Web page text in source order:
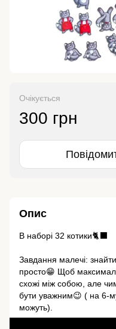
Очікується
300 грн
Опис
В наборі 32 котики🐈‍⬛
Завдання малечі:
просто😁 Щоб
схожі між собою, але
бути уважним😉 ( на 6-
можуть).